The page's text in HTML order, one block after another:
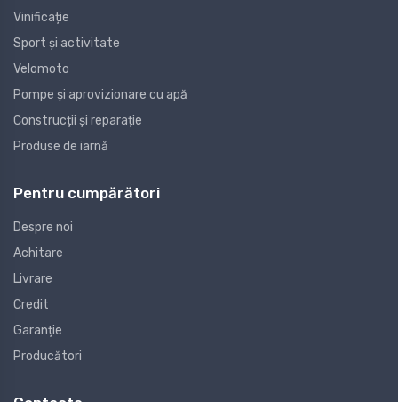
Vinificație
Sport și activitate
Velomoto
Pompe și aprovizionare cu apă
Construcții și reparație
Produse de iarnă
Pentru cumpărători
Despre noi
Achitare
Livrare
Credit
Garanție
Producători